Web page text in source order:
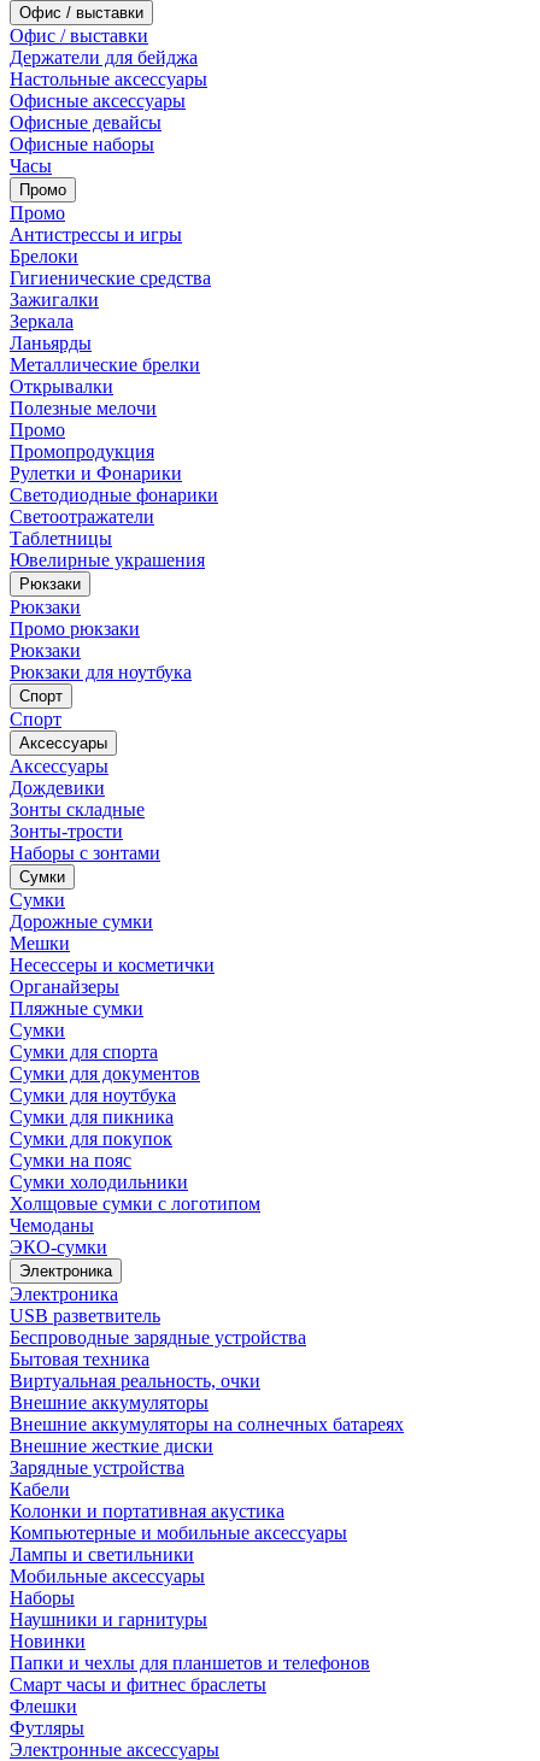
Офис / выставки
Офис / выставки
Держатели для бейджа
Настольные аксессуары
Офисные аксессуары
Офисные девайсы
Офисные наборы
Часы
Промо
Промо
Антистрессы и игры
Брелоки
Гигиенические средства
Зажигалки
Зеркала
Ланьярды
Металлические брелки
Открывалки
Полезные мелочи
Промо
Промопродукция
Рулетки и Фонарики
Светодиодные фонарики
Светоотражатели
Таблетницы
Ювелирные украшения
Рюкзаки
Рюкзаки
Промо рюкзаки
Рюкзаки
Рюкзаки для ноутбука
Спорт
Спорт
Аксессуары
Аксессуары
Дождевики
Зонты складные
Зонты-трости
Наборы с зонтами
Сумки
Сумки
Дорожные сумки
Мешки
Несессеры и косметички
Органайзеры
Пляжные сумки
Сумки
Сумки для спорта
Сумки для документов
Сумки для ноутбука
Сумки для пикника
Сумки для покупок
Сумки на пояс
Сумки холодильники
Холщовые сумки с логотипом
Чемоданы
ЭКО-сумки
Электроника
Электроника
USB разветвитель
Беспроводные зарядные устройства
Бытовая техника
Виртуальная реальность, очки
Внешние аккумуляторы
Внешние аккумуляторы на солнечных батареях
Внешние жесткие диски
Зарядные устройства
Кабели
Колонки и портативная акустика
Компьютерные и мобильные аксессуары
Лампы и светильники
Мобильные аксессуары
Наборы
Наушники и гарнитуры
Новинки
Папки и чехлы для планшетов и телефонов
Смарт часы и фитнес браслеты
Флешки
Футляры
Электронные аксессуары